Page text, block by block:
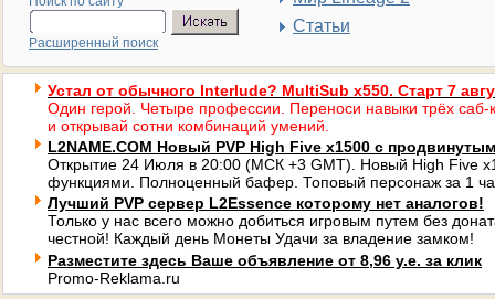
Расширенный поиск
Статьи
Устал от обычного Interlude? MultiSub x550. Старт 7
Один герой. Четыре профессии. Переноси навыки трёх саб-
и открывай сотни комбинаций умений.
L2NAME.COM Новый PVP High Five x1500 с
Открытие 24 Июля в 20:00 (МСК +3 GMT). Новый High Five
функциями. Полноценный бафер. Топовый персонаж за 1
Лучший PVP сервер L2Essence которому нет аналогов!
Только у нас всего можно добиться игровым путем без
честной! Каждый день Монеты Удачи за владение замком!
Разместите здесь Ваше объявление от 8,96 у.е. за клик
Promo-Reklama.ru